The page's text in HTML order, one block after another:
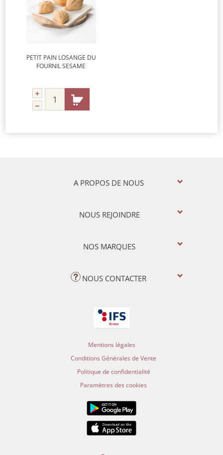
PETIT PAIN LOSANGE DU
FOURNIL SESAME
A PROPOS DE NOUS
NOUS REJOINDRE
NOS MARQUES
NOUS CONTACTER
Mentions légales
Conditions Générales de Vente
Politique de confidentialité
Paramètres des cookies